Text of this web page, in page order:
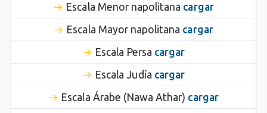
Escala Menor napolitana cargar
Escala Mayor napolitana cargar
Escala Persa cargar
Escala Judía cargar
Escala Árabe (Nawa Athar) cargar